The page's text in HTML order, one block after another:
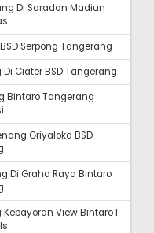
Di Saradan Madiun
Serpong Tangerang
Ciater BSD Tangerang
Bintaro Tangerang
Griyaloka BSD
Di Graha Raya Bintaro
View Bintaro I